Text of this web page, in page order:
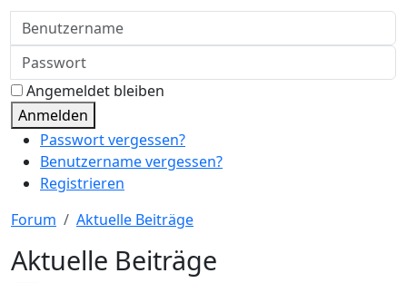
Benutzername
Passwort
Angemeldet bleiben
Anmelden
Passwort vergessen?
Benutzername vergessen?
Registrieren
Forum
Aktuelle Beiträge
Aktuelle Beiträge